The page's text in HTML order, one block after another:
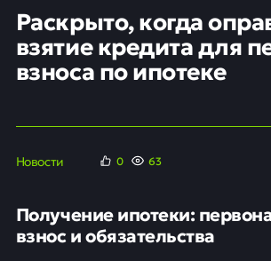
Раскрыто, когда
взятие кредита для
взноса по ипотеке
Новости 0 63
Получение ипотеки:
взнос и обязательства